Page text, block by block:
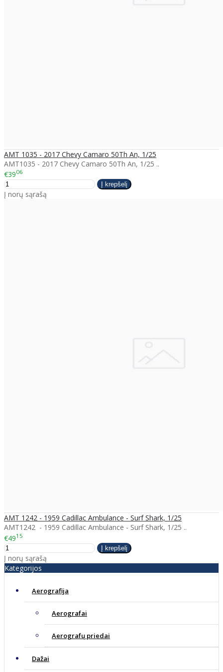
AMT 1035 - 2017 Chevy Camaro 50Th An, 1/25
AMT1035 - 2017 Chevy Camaro 50Th An, 1/25 ..
€3906
Į norų sąrašą
AMT 1242 - 1959 Cadillac Ambulance - Surf Shark, 1/25
AMT1242 - 1959 Cadillac Ambulance - Surf Shark, 1/25 ..
€4915
Į norų sąrašą
Kategorijos
Aerografija
Aerografai
Aerografų priedai
Dažai